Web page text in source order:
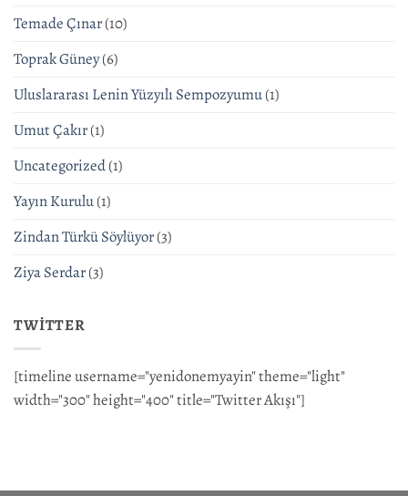
Temade Çınar(10)
Toprak Güney(6)
Uluslararası Lenin Yüzyılı Sempozyumu(1)
Umut Çakır(1)
Uncategorized(1)
Yayın Kurulu(1)
Zindan Türkü Söylüyor(3)
Ziya Serdar(3)
TWITTER
[timeline username="yenidonemyayin" theme="light"
width="300" height="400" title="Twitter Akışı"]